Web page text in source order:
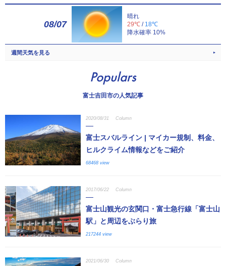
08/07
晴れ
29℃ / 18℃
降水確率 10%
週間天気を見る
Populars
富士吉田市の人気記事
2020/08/31 Column
富士スバルライン | マイカー規制、料金、
ヒルクライム情報などをご紹介
68468 view
2017/06/22 Column
富士山観光の玄関口・富士急行線「富士山
駅」と周辺をぶらり旅
217244 view
2021/06/30 Column